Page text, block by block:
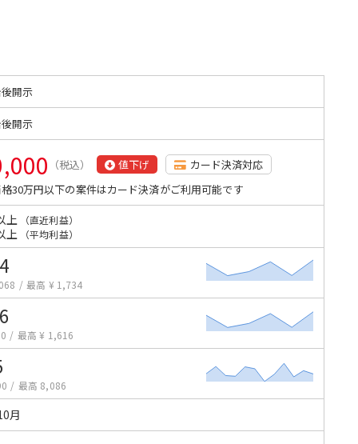
開示
開示
（税込） 値下げ
カード決済対応
30万円以下の案件はカード決済がご利用可能です
上 （直近利益）
上 （平均利益）
/ 最高 ¥ 1,734
/ 最高 ¥ 1,616
/ 最高 8,086
月